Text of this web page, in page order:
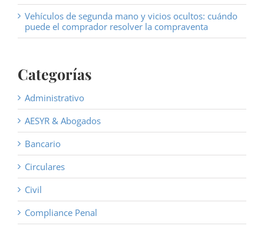
Vehículos de segunda mano y vicios ocultos: cuándo
puede el comprador resolver la compraventa
Categorías
Administrativo
AESYR & Abogados
Bancario
Circulares
Civil
Compliance Penal